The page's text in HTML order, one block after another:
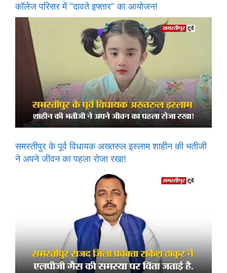
कॉलेज परिसर में “दावते इफ्तार” का आयोजन!
समस्तीपुर के पूर्व विधायक अख्तरुल इस्लाम शाहीन की भतीजी
ने अपने जीवन का पहला रोजा रखा!